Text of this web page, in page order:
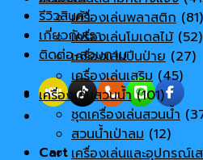
รีวิวสินค้า
เกี่ยวกับเรา
ติดต่อ-สอบถาม
Cart
เครื่องเล่นพลาสติก (81)
เครื่องเล่นโมเดลไม้ (52)
เครื่องเล่นปีนป่าย (27)
เครื่องเล่นเสริม (45)
เครื่องเล่นสวนน้ำ (101)
ชุดเครื่องเล่นสวนน้ำ
สวนน้ำเป่าลม (12)
เครื่องเล่นและอุปกรณ์เ